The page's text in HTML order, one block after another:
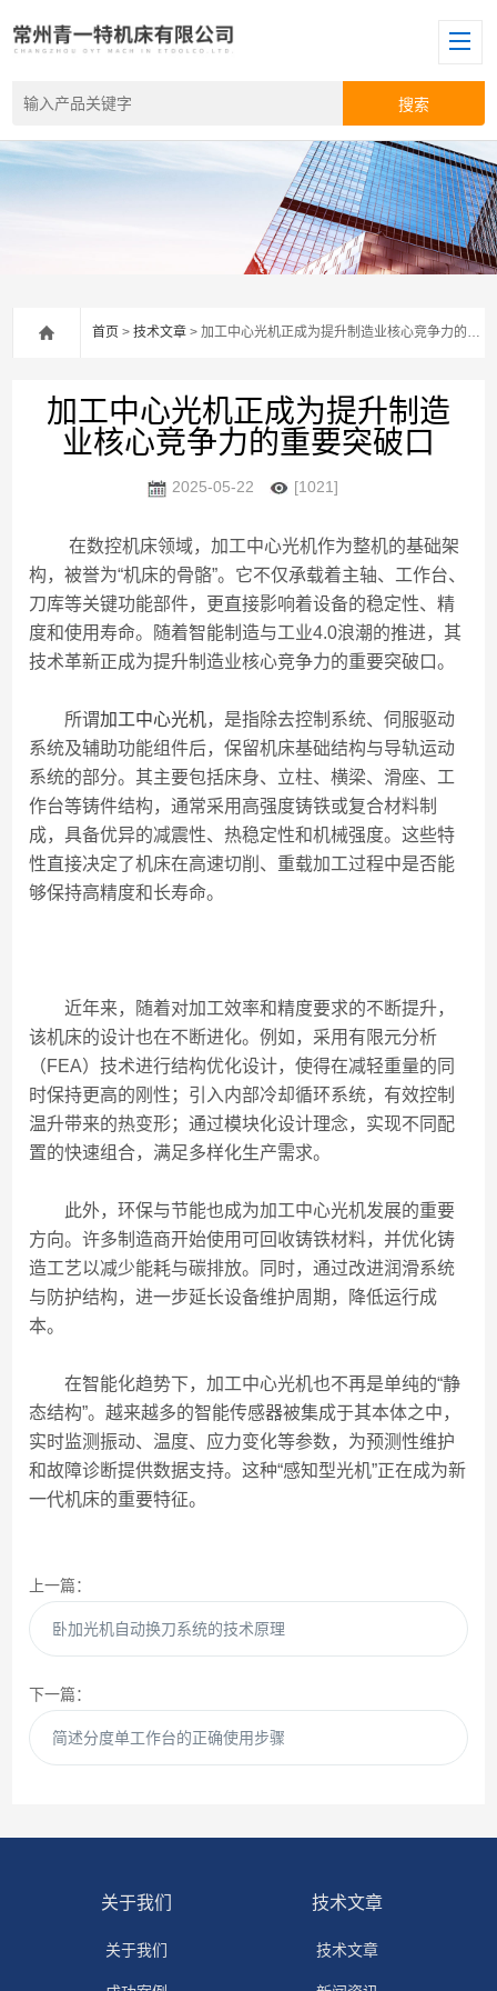
首页 >技术文章 > 加工中心光机正成为提升制造业核心竞争力的重要突破口
加工中心光机正成为提升制造
业核心竞争力的重要突破口
2025-05-22 [1021]
在数控机床领域，加工中心光机作为整机的基础架
构，被誉为“机床的骨骼”。它不仅承载着主轴、工作台、
刀库等关键功能部件，更直接影响着设备的稳定性、精
度和使用寿命。随着智能制造与工业4.0浪潮的推进，其
技术革新正成为提升制造业核心竞争力的重要突破口。
所谓加工中心光机，是指除去控制系统、伺服驱动
系统及辅助功能组件后，保留机床基础结构与导轨运动
系统的部分。其主要包括床身、立柱、横梁、滑座、工
作台等铸件结构，通常采用高强度铸铁或复合材料制
成，具备优异的减震性、热稳定性和机械强度。这些特
性直接决定了机床在高速切削、重载加工过程中是否能
够保持高精度和长寿命。
近年来，随着对加工效率和精度要求的不断提升，
该机床的设计也在不断进化。例如，采用有限元分析
（FEA）技术进行结构优化设计，使得在减轻重量的同
时保持更高的刚性；引入内部冷却循环系统，有效控制
温升带来的热变形；通过模块化设计理念，实现不同配
置的快速组合，满足多样化生产需求。
此外，环保与节能也成为加工中心光机发展的重要
方向。许多制造商开始使用可回收铸铁材料，并优化铸
造工艺以减少能耗与碳排放。同时，通过改进润滑系统
与防护结构，进一步延长设备维护周期，降低运行成
本。
在智能化趋势下，加工中心光机也不再是单纯的“静
态结构”。越来越多的智能传感器被集成于其本体之中，
实时监测振动、温度、应力变化等参数，为预测性维护
和故障诊断提供数据支持。这种“感知型光机”正在成为新
一代机床的重要特征。
上一篇：
卧加光机自动换刀系统的技术原理
下一篇：
简述分度单工作台的正确使用步骤
关于我们
关于我们
技术文章
技术文章